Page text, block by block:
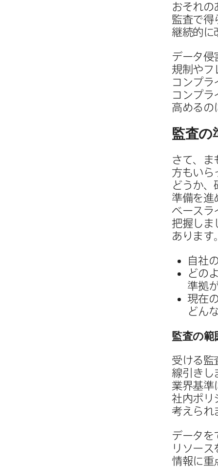
おそれの​
監査で​得
継続的に​
データ侵
規制や​フ
コンプラ
コンプラ
高めるの
監査の​
さて、​ま
方も​いら
どうか、​
準備を​進
ベースラ
把握しま
あります
自社
どの
準拠
現在
どん
監査の​範
受ける​監
線引きし
業界基準
社内ポリ
考えられ
データを​
リソー
情報に​重